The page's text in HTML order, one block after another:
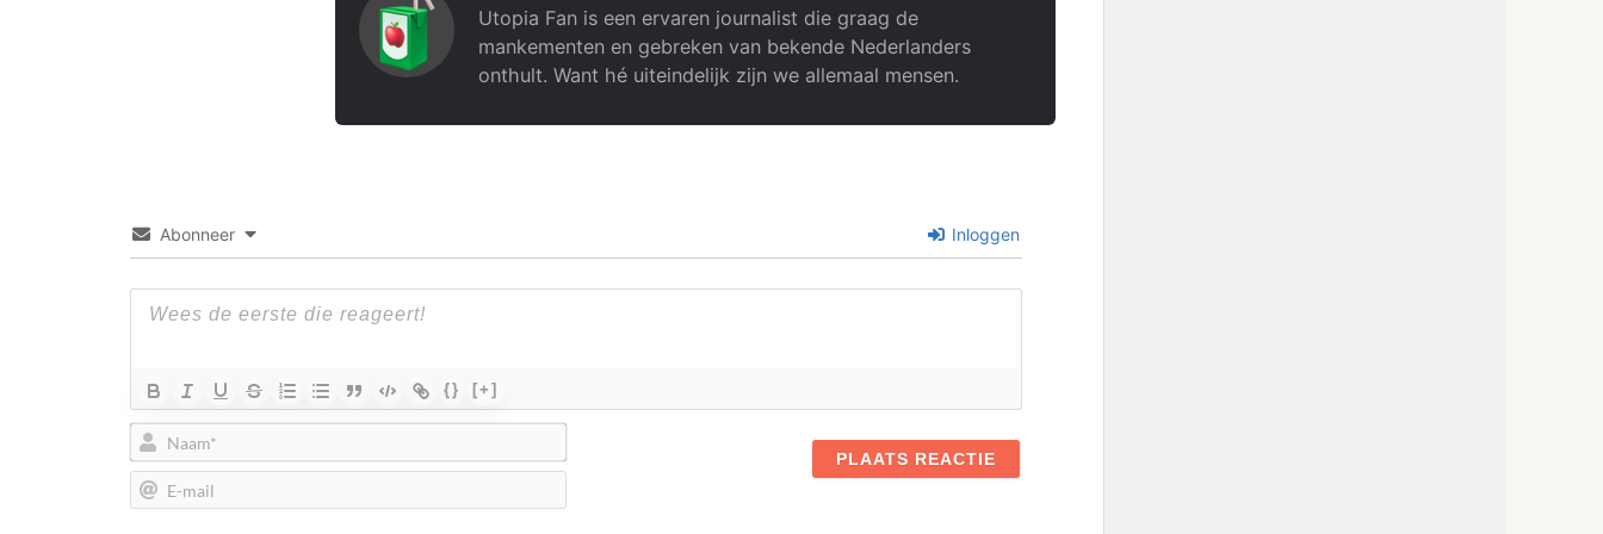
Utopia Fan is een ervaren journalist die graag de
mankementen en gebreken van bekende Nederlanders
onthult. Want hé uiteindelijk zijn we allemaal mensen.
Abonneer Inloggen
{} [+]
Naam*
mail